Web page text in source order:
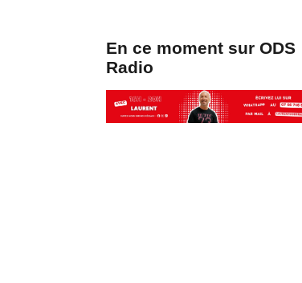
En ce moment sur ODS
Radio